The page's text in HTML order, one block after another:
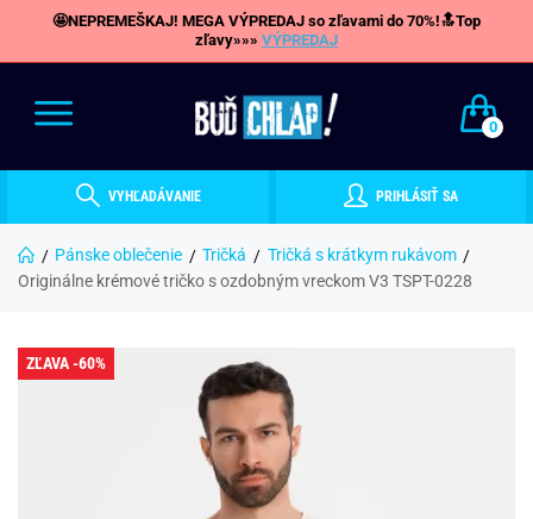
🤩NEPREMEŠKAJ! MEGA VÝPREDAJ so zľavami do 70%!🔝Top
zľavy»»» VÝPREDAJ
0
VYHĽADÁVANIE PRIHLÁSIŤ SA
Pánske oblečenie Tričká
Tričká s krátkym rukávom
Originálne krémové tričko s ozdobným vreckom V3 TSPT-0228
ZĽAVA -60%